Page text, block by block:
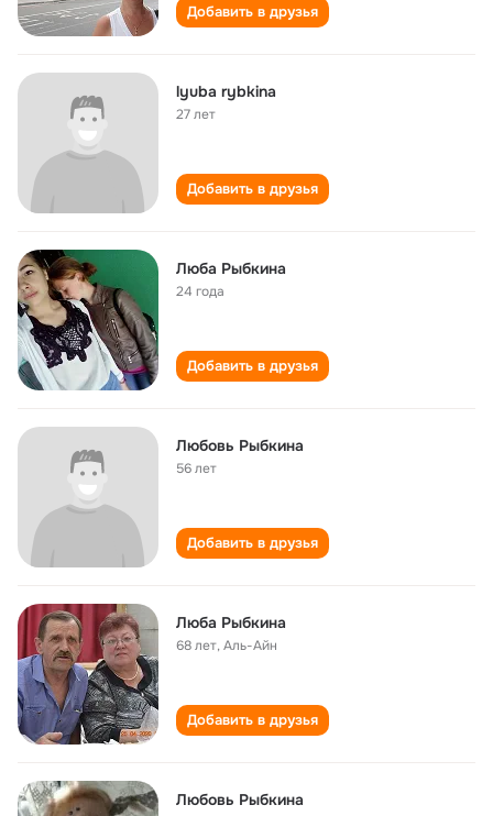
Добавить в друзья
lyuba rybkina
27 лет
Добавить в друзья
Люба Рыбкина
24 года
Добавить в друзья
Любовь Рыбкина
56 лет
Добавить в друзья
Люба Рыбкина
68 лет,Аль-Айн
Добавить в друзья
Любовь Рыбкина